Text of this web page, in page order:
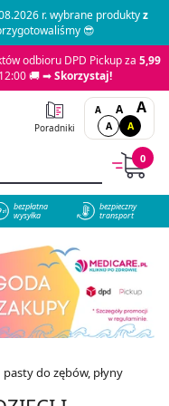
r. wybrane produktyz
😎
odbioru DPD Pickup za 5,99
🚚 ➡Skorzystaj!
Poradniki
A A A
A A
0
bezpłatna
wysyłka
bezpieczny
transport
pasty do zębów, płyny